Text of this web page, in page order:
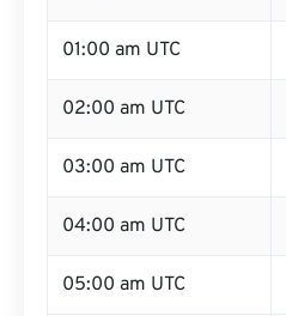
01:00 am UTC
02:00 am UTC
03:00 am UTC
04:00 am UTC
05:00 am UTC